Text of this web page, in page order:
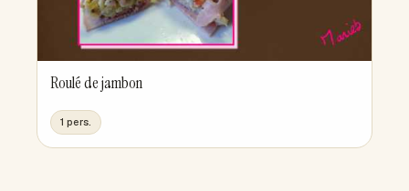
Roulé de jambon
1 pers.